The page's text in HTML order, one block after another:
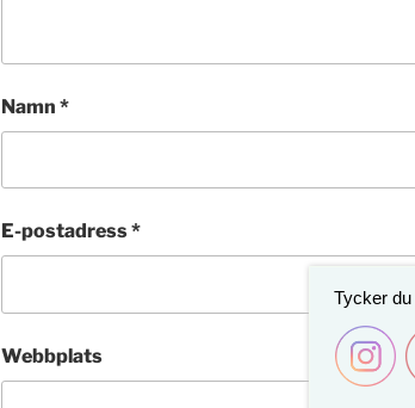
Namn *
E-postadress*
Webbplats
Tycker du